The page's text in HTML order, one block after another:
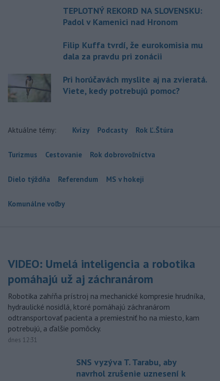
TEPLOTNÝ REKORD NA SLOVENSKU:
Padol v Kamenici nad Hronom
Filip Kuffa tvrdí, že eurokomisia mu
dala za pravdu pri zonácii
Pri horúčavách myslite aj na zvieratá.
Viete, kedy potrebujú pomoc?
Aktuálne témy: Kvízy Podcasty Rok Ľ.Štúra
Turizmus Cestovanie Rok dobrovoľníctva
Dielo týždňa Referendum MS v hokeji
Komunálne voľby
VIDEO: Umelá inteligencia a robotika
pomáhajú už aj záchranárom
Robotika zahŕňa prístroj na mechanické kompresie hrudníka,
hydraulické nosidlá, ktoré pomáhajú záchranárom
odtransportovať pacienta a premiestniť ho na miesto, kam
potrebujú, a ďalšie pomôcky.
dnes 12:31
SNS vyzýva T. Tarabu, aby
navrhol zrušenie uznesení k